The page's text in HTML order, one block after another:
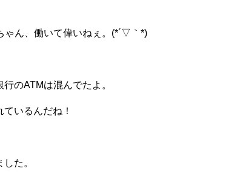
ん、働いて偉いねぇ。(*´▽｀*)
のATMは混んでたよ。
いるんだね！
た。